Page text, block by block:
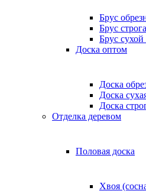
Брус
Брус
Брус
Доска оптом
Доска
Доска
Доска
Отделка деревом
Половая доска
Хвоя